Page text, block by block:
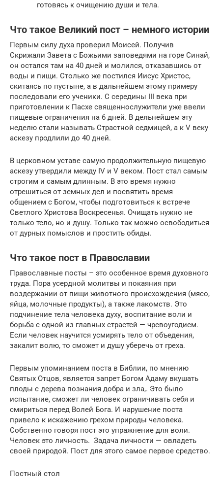
готовясь к очищению души и тела.
Что такое Великий пост – немного истории
Первым силу духа проверил Моисей. Получив
Скрижали Завета с Божьими заповедями на горе Синай,
он остался там на 40 дней и молился, отказавшись от
воды и пищи. Столько же постился Иисус Христос,
скитаясь по пустыне, а в дальнейшем этому примеру
последовали его ученики. С середины III века при
приготовлении к Пасхе священнослужители уже ввели
пищевые ограничения на 6 дней. В дельнейшем эту
неделю стали называть Страстной седмицей, а к V веку
аскезу продлили до 40 дней.
В церковном уставе самую продолжительную пищевую
аскезу утвердили между IV и V веком. Пост стал самым
строгим и самым длинным. В это время нужно
отрешиться от земных дел и посвятить время
общением с Богом, чтобы подготовиться к встрече
Светлого Христова Воскресенья. Очищать нужно не
только тело, но и душу. Только так можно освободиться
от дурных помыслов и простить обиды.
Что такое пост в Православии
Православные посты – это особенное время духовного
труда. Пора усердной молитвы и покаяния при
воздержании от пищи животного происхождения (мясо,
яйца, молочные продукты), а также лакомств. Это
подчинение тела человека духу, воспитание воли и
борьба с одной из главных страстей — чревоугодием.
Если человек научится усмирять тело от объедения,
закалит волю, то сможет и душу уберечь от греха.
Первым упоминанием поста в Библии, по мнению
Святых Отцов, является запрет Богом Адаму вкушать
плоды с дерева познания добра и зла,. Это было
испытание, сможет ли человек ограничивать себя и
смириться перед Волей Бога. И нарушение поста
привело к искажению грехом природы человека.
Собственно говоря пост это упражнение для воли.
Человек это личность. Задача личности — овладеть
своей природой. Пост для этого самое первое средство.
Постный стол